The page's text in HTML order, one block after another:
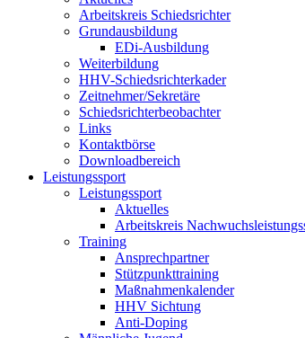
Arbeitskreis Schiedsrichter
Grundausbildung
EDi-Ausbildung
Weiterbildung
HHV-Schiedsrichterkader
Zeitnehmer/Sekretäre
Schiedsrichterbeobachter
Links
Kontaktbörse
Downloadbereich
Leistungssport
Leistungssport
Aktuelles
Arbeitskreis
Training
Ansprechpartner
Stützpunkttraining
Maßnahmenkalender
HHV Sichtung
Anti-Doping